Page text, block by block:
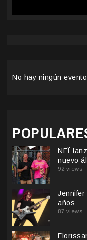
No hay ningún
NFÏ
nuevo
92 views
Jennifer
años
87 views